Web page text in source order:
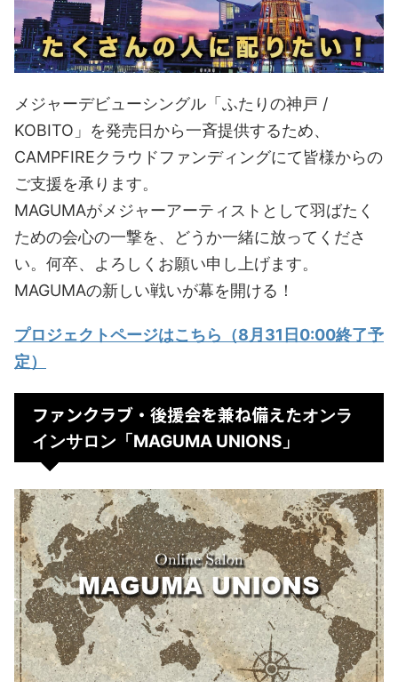
メジャーデビューシングル「ふたりの神戸 /
KOBITO」を発売日から一斉提供するため、
CAMPFIREクラウドファンディングにて皆様からの
ご支援を承ります。
MAGUMAがメジャーアーティストとして羽ばたく
ための会心の一撃を、どうか一緒に放ってくださ
い。何卒、よろしくお願い申し上げます。
MAGUMAの新しい戦いが幕を開ける！
プロジェクトページはこちら（8月31日0:00終了予
定）
ファンクラブ・後援会を兼ね備えたオンラ
インサロン「MAGUMA UNIONS」